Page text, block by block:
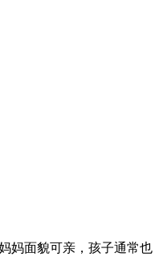
妈面貌可亲，孩子通常也